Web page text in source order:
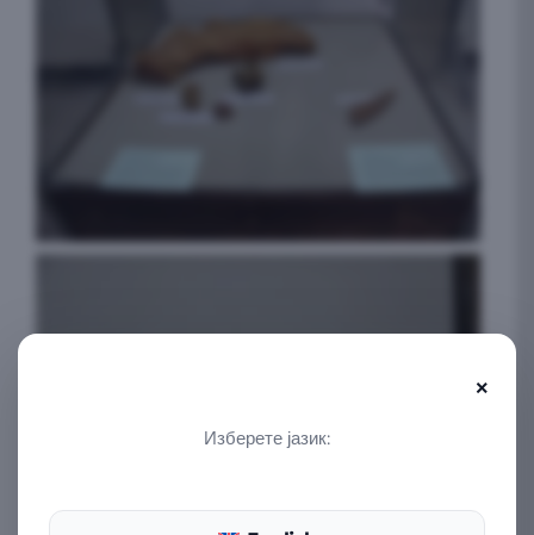
Изберете јазик:
×